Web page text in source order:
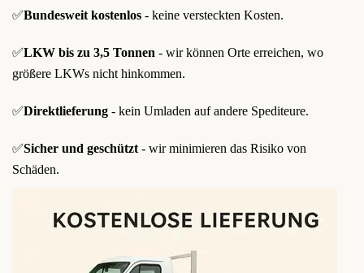
✅Bundesweit kostenlos - keine versteckten Kosten.
✅LKW bis zu 3,5 Tonnen - wir können Orte erreichen, wo
größere LKWs nicht hinkommen.
✅Direktlieferung - kein Umladen auf andere Spediteure.
✅Sicher und geschützt- wir minimieren das Risiko von
Schäden.